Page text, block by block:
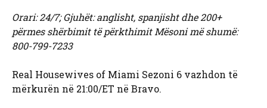
Orari: 24/7; Gjuhët: anglisht, spanjisht dhe 200+
përmes shërbimit të përkthimit Mësoni më shumë:
800-799-7233
Real Housewives of Miami Sezoni 6 vazhdon të
mërkurën në 21:00/ET në Bravo.